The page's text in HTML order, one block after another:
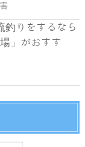
釣りをするなら
」がおすす